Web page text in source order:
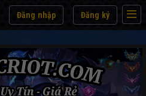
Đăng nhập Đăng ký